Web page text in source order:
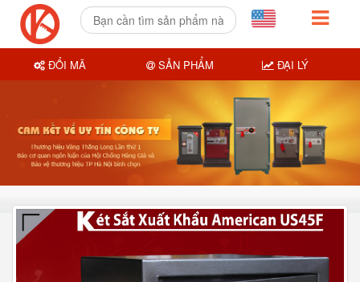
ĐỔI MÃ SẢN PHẨM ĐẠI LÝ